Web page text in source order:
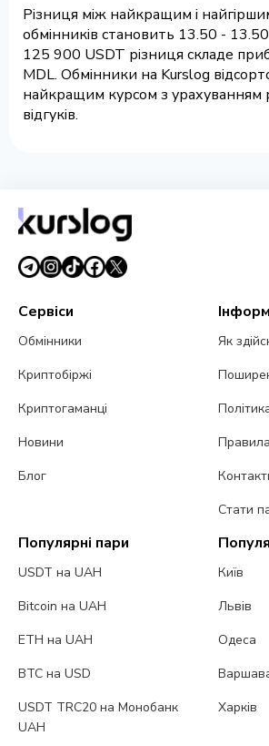
Різниця між найкращим і
обмінників становить 13.50 -
125 900 USDT різниця складе
MDL. Обмінники на Kurslog
найкращим курсом з урахуванням
відгуків.
Сервіси
Обмінники
Криптобіржі
Криптогаманці
Новини
Блог
Як
Стати
Популярні пари
USDT на UAH
Bitcoin на UAH
ETH на UAH
BTC на USD
USDT TRC20 на Монобанк
UAH
Київ
Львів
Одеса
Харків